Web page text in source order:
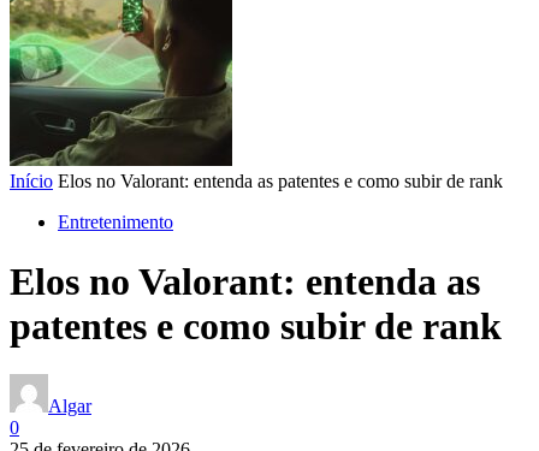
Início Elos no Valorant: entenda as patentes e como subir de rank
Entretenimento
Elos no Valorant: entenda as
patentes e como subir de rank
Algar
0